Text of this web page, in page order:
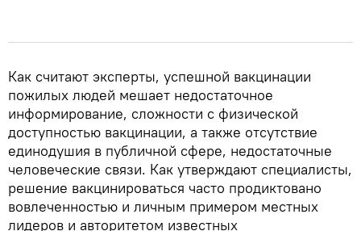
Как считают эксперты, успешной вакцинации
пожилых людей мешает недостаточное
информирование, сложности с физической
доступностью вакцинации, а также отсутствие
единодушия в публичной сфере, недостаточные
человеческие связи. Как утверждают специалисты,
решение вакцинироваться часто продиктовано
вовлеченностью и личным примером местных
лидеров и авторитетом известных